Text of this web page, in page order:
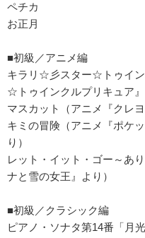
ペチカ
お正月
■初級／アニメ編
キラリ☆彡スター☆トゥイン
☆トゥインクルプリキュア』
マスカット（アニメ『クレ
キミの冒険（アニメ『ポケ
り）
レット・イット・ゴー～あ
ナと雪の女王』より）
■初級／クラシック編
ピアノ・ソナタ第14番「月